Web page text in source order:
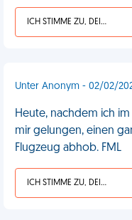
ICH STIMME ZU, DEIN LEBEN IST SCHEISSE
Unter Anonym - 02/02/
Heute, nachdem ich
mir gelungen, einen
Flugzeug abhob. FML
ICH STIMME ZU, DEIN LEBEN IST SCHEISSE